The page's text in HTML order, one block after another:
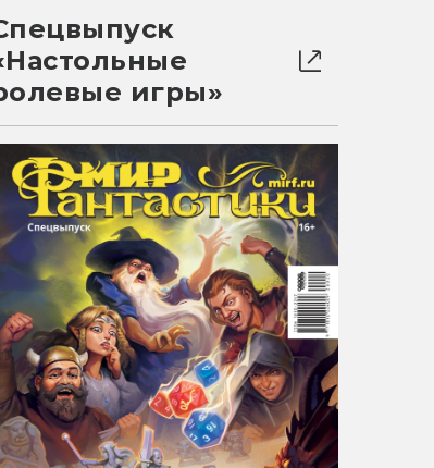
игры»